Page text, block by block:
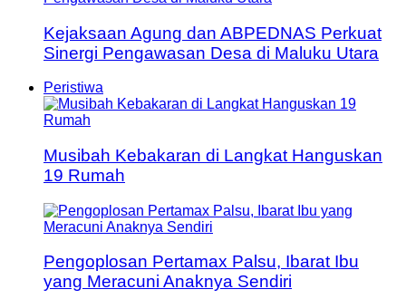
Kejaksaan Agung dan ABPEDNAS Perkuat
Sinergi Pengawasan Desa di Maluku Utara
Peristiwa
Musibah Kebakaran di Langkat Hanguskan
19 Rumah
Pengoplosan Pertamax Palsu, Ibarat Ibu
yang Meracuni Anaknya Sendiri